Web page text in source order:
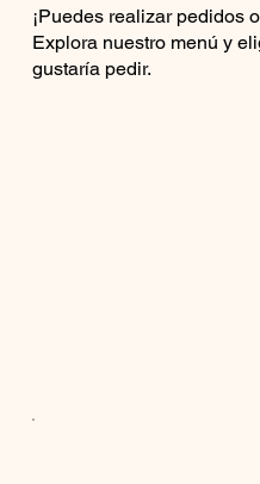
¡Puedes realizar pedidos
Explora nuestro menú y
gustaría pedir.